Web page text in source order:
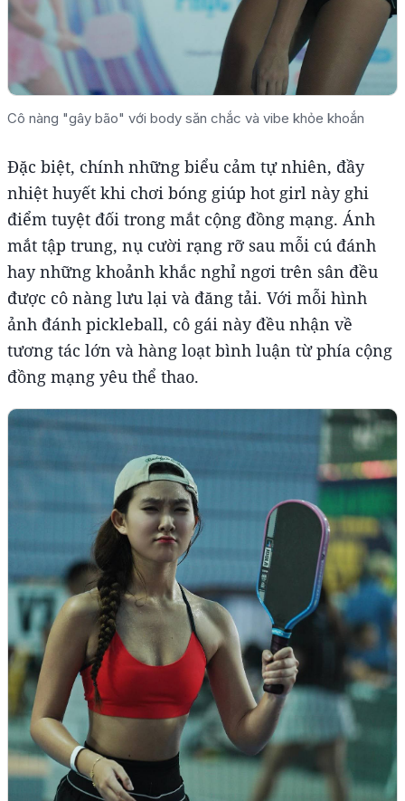
Cô nàng "gây bão" với body săn chắc và vibe khỏe khoắn
Đặc biệt, chính những biểu cảm tự nhiên, đầy
nhiệt huyết khi chơi bóng giúp hot girl này ghi
điểm tuyệt đối trong mắt cộng đồng mạng. Ánh
mắt tập trung, nụ cười rạng rỡ sau mỗi cú đánh
hay những khoảnh khắc nghỉ ngơi trên sân đều
được cô nàng lưu lại và đăng tải. Với mỗi hình
ảnh đánh pickleball, cô gái này đều nhận về
tương tác lớn và hàng loạt bình luận từ phía cộng
đồng mạng yêu thể thao.